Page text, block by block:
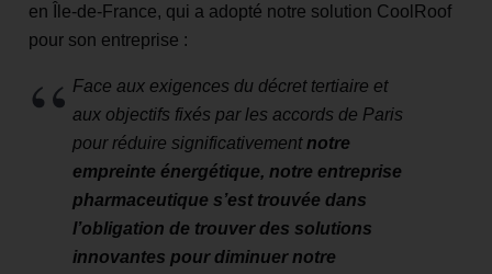
en Île-de-France, qui a adopté notre solution CoolRoof
pour son entreprise :
Face aux exigences du décret tertiaire et
aux objectifs fixés par les accords de Paris
pour réduire significativement notre
empreinte énergétique, notre entreprise
pharmaceutique s’est trouvée dans
l’obligation de trouver des solutions
innovantes pour diminuer notre